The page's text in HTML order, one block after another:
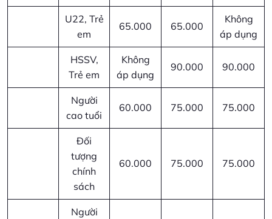
U22, Trẻ
em
65.000 65.000
Không
áp dụng
HSSV,
Trẻ em
Không
áp dụng
90.000 90.000
Người
cao tuổi
60.000 75.000 75.000
Đối
tượng
chính
sách
60.000 75.000 75.000
Người